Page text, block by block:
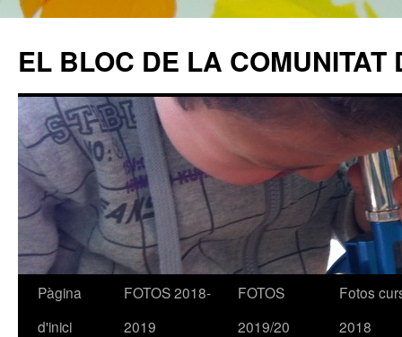
EL BLOC DE LA COMUNITAT
Vés
Pàgina
d'inici
FOTOS 2018-
2019
FOTOS
2019/20
Fotos
2018